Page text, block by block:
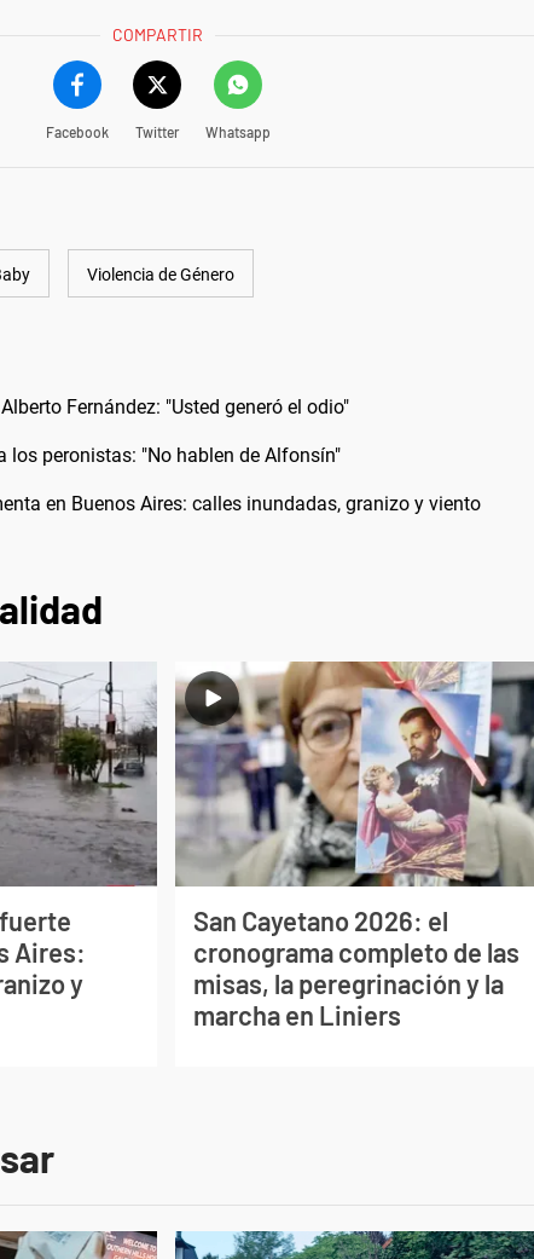
COMPARTIR
Facebook Twitter Whatsapp
Violencia de Género
Fernández: "Usted generó el odio"
los peronistas: "No hablen de Alfonsín"
en Buenos Aires: calles inundadas, granizo y viento
Aires:
y
San Cayetano 2026: el
cronograma completo de las
misas, la peregrinación y la
marcha en Liniers